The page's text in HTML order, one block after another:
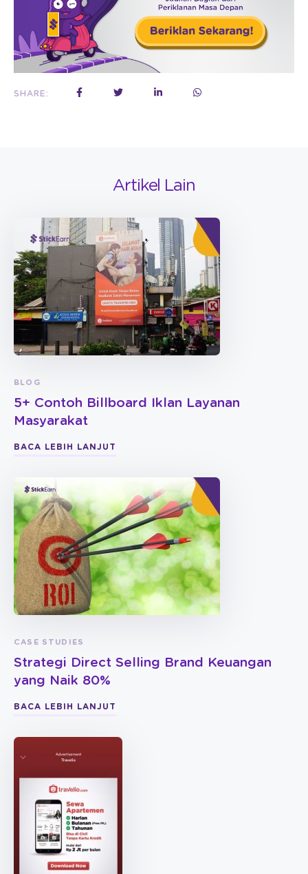
SHARE:
Artikel Lain
BLOG
5+ Contoh Billboard Iklan Layanan
Masyarakat
BACA LEBIH LANJUT
CASE STUDIES
Strategi Direct Selling Brand Keuangan
yang Naik 80%
BACA LEBIH LANJUT